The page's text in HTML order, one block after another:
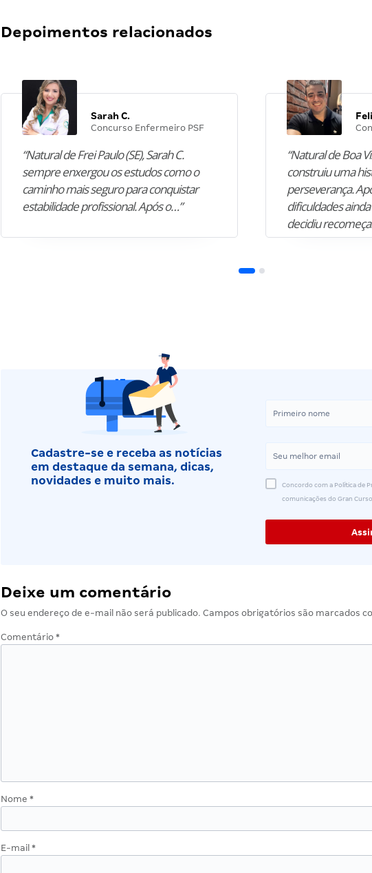
Depoimentos relacionados
Sarah C.
Concurso Enfermeiro PSF
“Natural de Frei Paulo (SE), Sarah C.
sempre enxergou os estudos como o
caminho mais seguro para conquistar
estabilidade profissional. Após o…”
“Natural de Boa
construiu uma
perseverança.
dificuldades
decidiu
Cadastre-se e receba as notícias
em destaque da semana, dicas,
novidades e muito mais.
Concordo com a Política de
comunicações do Gran
Deixe um comentário
O seu endereço de e-mail não será publicado. Campos obrigatórios são marcados
Comentário *
Nome *
E-mail *